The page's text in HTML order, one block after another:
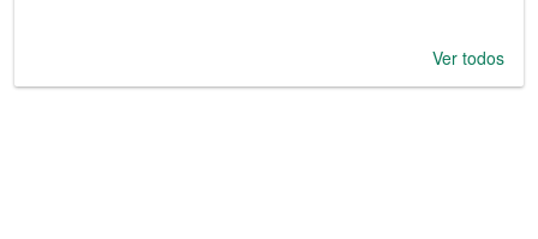
Ver todos